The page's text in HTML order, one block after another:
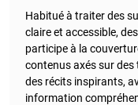
Habitué à traiter des
claire et accessible,
participe à la
contenus axés sur
des récits inspirants,
information